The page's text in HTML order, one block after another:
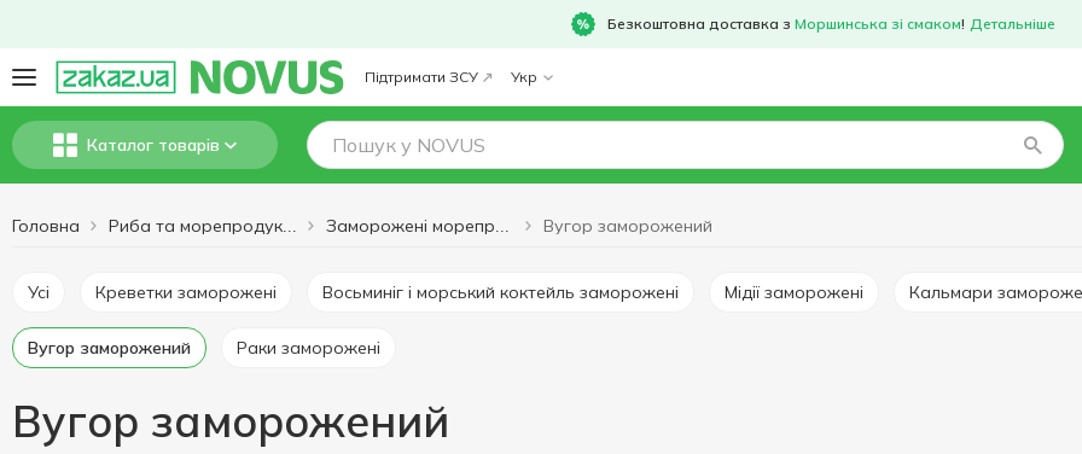
Безкоштовна доставка з Моршинська зі смаком! Детальніше
Підтримати ЗСУ Укр
Каталог товарів
Головна Вугор заморожений
Усі Креветки заморожені Восьминіг і морський коктейль заморожені Мідії заморожені Кальмари
Вугор заморожений Раки заморожені
Вугор заморожений